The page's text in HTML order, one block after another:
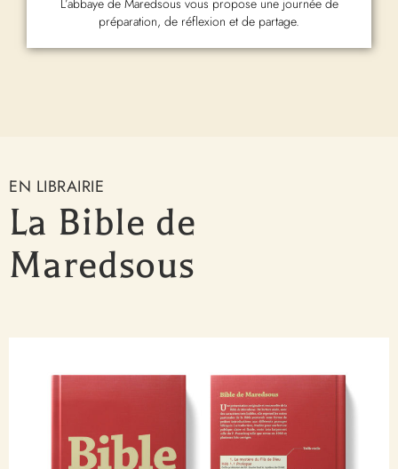
L’abbaye de Maredsous vous propose une journée de
préparation, de réflexion et de partage.
EN LIBRAIRIE
La Bible de
Maredsous